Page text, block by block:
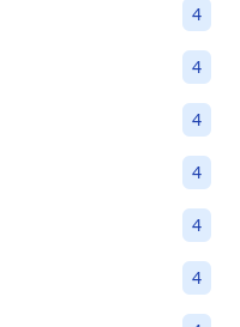
4
4
4
4
4
4